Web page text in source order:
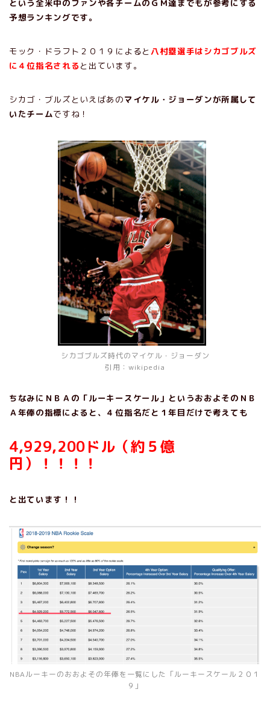
という全米中のファンや各チームのＧＭ達までもが参考にする
予想ランキングです。
モック・ドラフト２０１９によると 八村塁選手はシカゴブルズ
に４位指名される と出ています。
シカゴ・ブルズといえばあのマイケル・ジョーダンが所属して
いたチームですね！
シカゴブルズ時代のマイケル・ジョーダン
引用：wikipedia
ちなみにＮＢＡの「ルーキースケール」というおおよそのＮＢ
Ａ年俸の指標によると、４位指名だと１年目だけで考えても
4,929,200ドル（約５億
円）！！！！
と出ています！！
NBAルーキーのおおよその年俸を一覧にした「ルーキースケール２０１
９」